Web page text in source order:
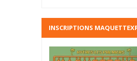
INSCRIPTIONS